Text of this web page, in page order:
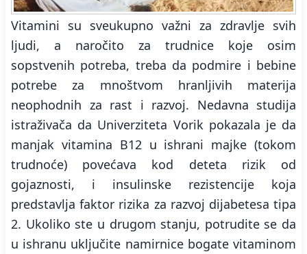
Vitamini su sveukupno važni za zdravlje svih
ljudi, a naročito za trudnice koje osim
sopstvenih potreba, treba da podmire i bebine
potrebe za mnoštvom hranljivih materija
neophodnih za rast i razvoj. Nedavna studija
istraživača da Univerziteta Vorik pokazala je da
manjak vitamina B12 u ishrani majke (tokom
trudnoće) povećava kod deteta rizik od
gojaznosti, i insulinske rezistencije koja
predstavlja faktor rizika za razvoj dijabetesa tipa
2. Ukoliko ste u drugom stanju, potrudite se da
u ishranu uključite namirnice bogate vitaminom